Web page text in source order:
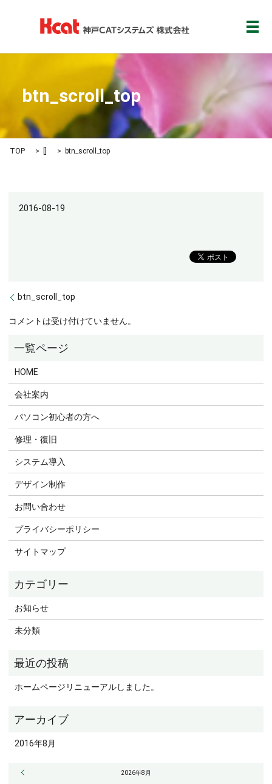
メ
btn_scroll_top
TOP btn_scroll_top
2016-08-19
btn_scroll_top
コメントは受け付けていません。
HOME
会社案内
パソコン初心者の方へ
修理・復旧
システム導入
デザイン制作
お問い合わせ
プライバシーポリシー
サイトマップ
お知らせ
未分類
ホームページリニューアルしました。
2016年8月
2026年8月